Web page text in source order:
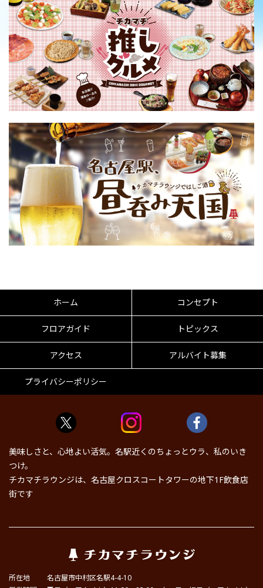
ホーム コンセプト
フロアガイド トピックス
アクセス アルバイト募集
プライバシーポリシー
美味しさと、心地よい活気。名駅近くのちょっとウラ、私のいき
つけ。
チカマチラウンジは、名古屋クロスコートタワーの地下1F飲食店
街です
所在地
名古屋市中村区名駅4-4-10